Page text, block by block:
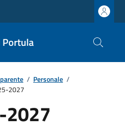
Portula
/ Personale /
2027
2027